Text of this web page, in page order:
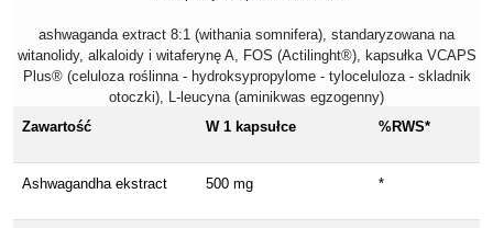
ashwaganda extract 8:1 (withania somnifera), standaryzowana na
witanolidy, alkaloidy i witaferynę A, FOS (Actilinght®), kapsułka VCAPS
Plus® (celuloza roślinna - hydroksypropylome - tyloceluloza - skladnik
otoczki), L-leucyna (aminikwas egzogenny)
Zawartość
W 1 kapsułce %RWS*
Ashwagandha ekstract 500 mg *